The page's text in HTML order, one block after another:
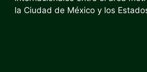
la Ciudad de México y los